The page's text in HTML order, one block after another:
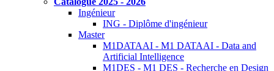
Ingénieur
ING - Diplôme d'ingénieur
Master
M1DATAAI - M1 DATAAI - Data and
Artificial Intelligence
M1DES - M1 DES - Recherche en Design